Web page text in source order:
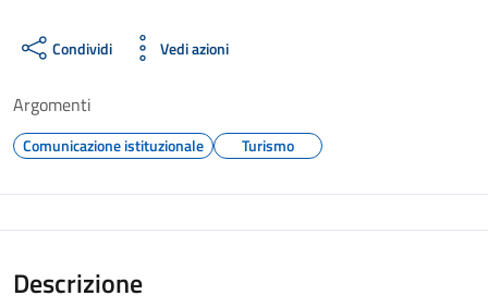
Condividi Vedi azioni
Argomenti
Comunicazione istituzionale Turismo
Descrizione